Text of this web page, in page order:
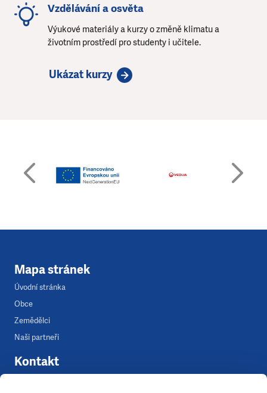
Vzdělávání a osvěta
Výukové materiály a kurzy o změně klimatu a
životním prostředí pro studenty i učitele.
Ukázat kurzy
Mapa stránek
Úvodní stránka
Obce
Zemědělci
Naši partneři
Kontakt